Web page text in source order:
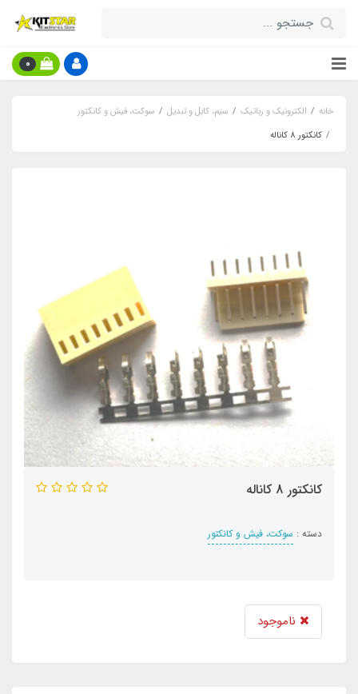
0
خانه الکترونیک و رباتیک سیم، کابل و تبدیل
سوکت، فیش و کانکتور
کانکتور 8 کاناله
کانکتور 8 کاناله
دسته : سوکت، فیش و کانکتور
ناموجود